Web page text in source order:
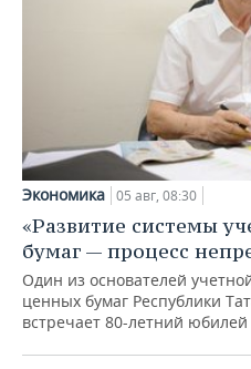
Экономика 05 авг, 08:30
«Развитие системы
бумаг — процесс
Один из основателей
ценных бумаг Республики
встречает 80-летний юбилей